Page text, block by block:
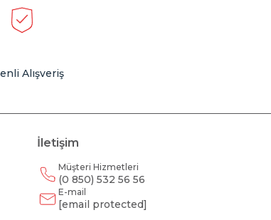
şeyi en ince ayrıntısına kadar düşünen Evmoda’da
Alışveriş
İletişim
Müşteri Hizmetleri
(0 850) 532 56 56
E-mail
[email protected]